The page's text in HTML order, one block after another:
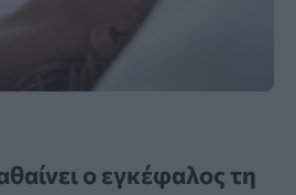
ο εγκέφαλος τη